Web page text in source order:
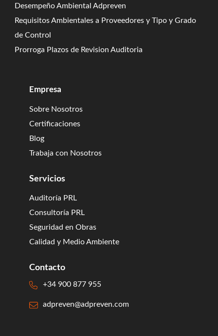
Desempeño Ambiental Adpreven
Requisitos Ambientales a Proveedores y Tipo y Grado
de Control
Prorroga Plazos de Revision Auditoria
Empresa
Sobre Nosotros
Certificaciones
Blog
Trabaja con Nosotros
Servicios
Auditoría PRL
Consultoría PRL
Seguridad en Obras
Calidad y Medio Ambiente
Contacto
+34 900 877 955
adpreven@adpreven.com